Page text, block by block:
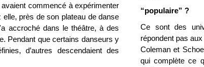
commencé à expérimenter
près de son plateau de danse
accroché dans le théâtre, à des
Pendant que certains danseurs y
d’autres descendaient des
“populaire” ?
Ce sont des
répondent pas
Coleman et
qui complète ce